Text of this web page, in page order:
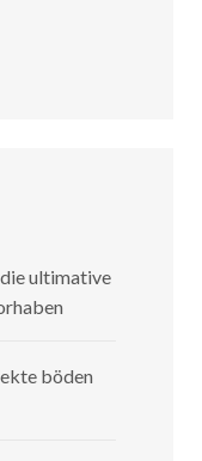
ultimative
böden